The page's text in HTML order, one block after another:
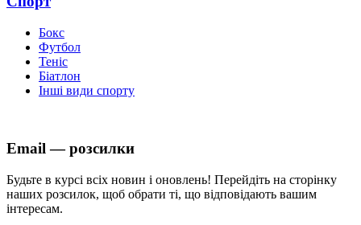
Бокс
Футбол
Теніс
Біатлон
Інші види спорту
Email — розсилки
Будьте в курсі всіх новин і оновлень! Перейдіть на сторінку
наших розсилок, щоб обрати ті, що відповідають вашим
інтересам.